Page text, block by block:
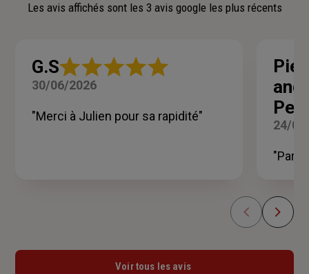
Les avis affichés sont les 3 avis google les plus récents
G.SNote
5
5
30/06/2026
"Merci à Julien pour sa rapidité"
24/
Voir tous les avis